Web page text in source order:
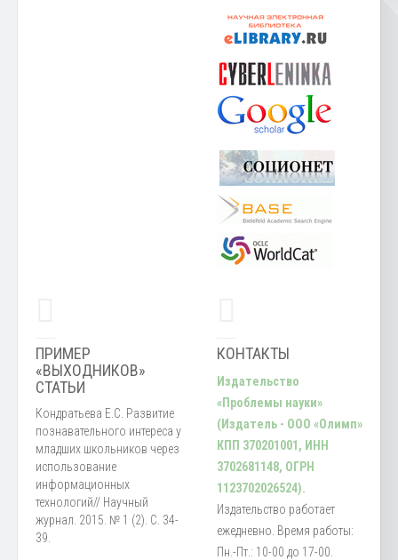
ПРИМЕР
«ВЫХОДНИКОВ»
СТАТЬИ
Кондратьева Е.С. Развитие
познавательного интереса у
младших школьников через
использование
информационных
технологий// Научный
журнал. 2015. № 1 (2). С. 34-
39.
КОНТАКТЫ
Издательство
«Проблемы науки»
(Издатель - ООО «Олимп»
КПП 370201001, ИНН
3702681148, ОГРН
1123702026524).
Издательство работает
ежедневно. Время работы:
Пн.-Пт.: 10-00 до 17-00.